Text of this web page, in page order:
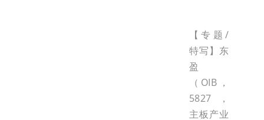
【专题/
特写】东
盈
（OIB，
5827，
主板产业